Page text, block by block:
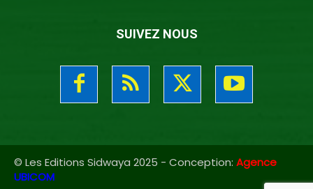
SUIVEZ NOUS
© Les Editions Sidwaya 2025 - Conception: Agence
UBICOM